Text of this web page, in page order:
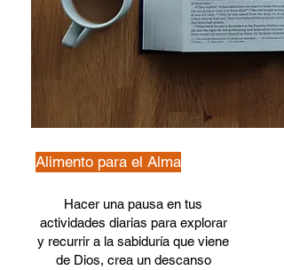
Alimento para el Alma
Hacer una pausa en tus
actividades diarias para explorar
y recurrir a la sabiduría que viene
de Dios, crea un descanso